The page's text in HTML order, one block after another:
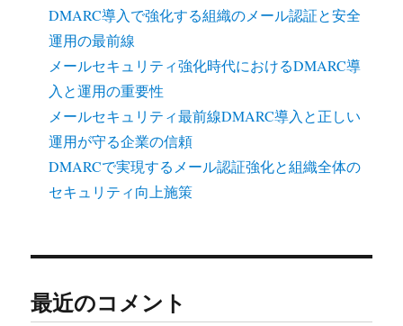
DMARC導入で強化する組織のメール認証と安全
運用の最前線
メールセキュリティ強化時代におけるDMARC導
入と運用の重要性
メールセキュリティ最前線DMARC導入と正しい
運用が守る企業の信頼
DMARCで実現するメール認証強化と組織全体の
セキュリティ向上施策
最近のコメント